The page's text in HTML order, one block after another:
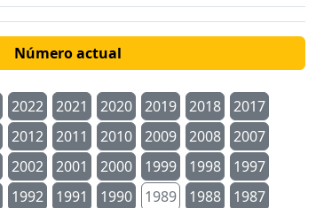
Número actual
2022 2021 2020 2019 2018
2017
2012 2011 2010 2009 2008
2007
2002 2001 2000 1999 1998
1997
1992 1991 1990 1989 1988
1987